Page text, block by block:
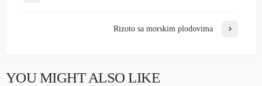
Rizoto sa morskim plodovima
YOU MIGHT ALSO LIKE